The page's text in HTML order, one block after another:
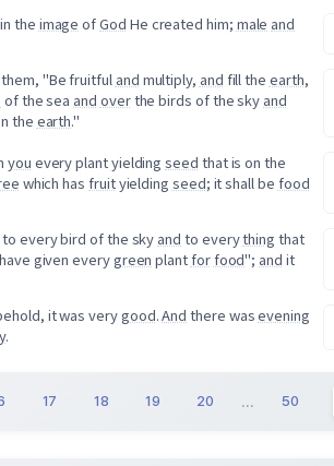
the image ofGod He created him; male and
"Be fruitful and multiply, and fill the earth,
of the sea and overthe birds of the sky and
the earth."
you every plant yieldingseed that is on the
which has fruityielding seed; it shall be food
to every bird of the sky and to everything that
given everygreen plantforfood"; and it
it was verygood.And there wasevening
.
17 18 19 20 ... 50